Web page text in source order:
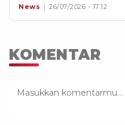
News 26/07/2026 - 17:12
KOMENTAR